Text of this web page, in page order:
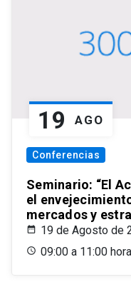
19 AGO
Conferencias
Seminario: “El
el
mercados y
19 de Agosto de
09:00 a 11:00